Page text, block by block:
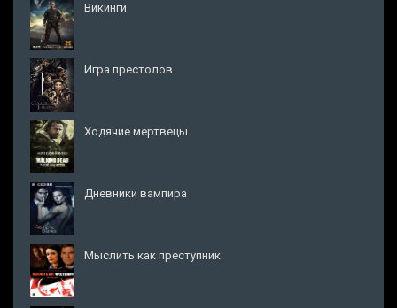
Викинги
Игра престолов
Ходячие мертвецы
Дневники вампира
Мыслить как преступник